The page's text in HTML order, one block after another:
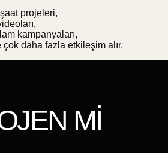
projeleri,
kampanyaları,
daha fazla etkileşim alır.
Mİ